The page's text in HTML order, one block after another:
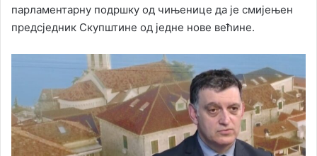
парламентарну подршку од чињенице да је смијењен
предсједник Скупштине од једне нове већине.